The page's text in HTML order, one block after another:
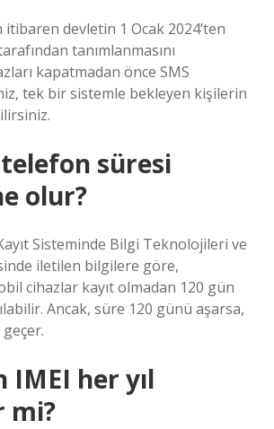
itibaren devletin 1 Ocak 2024’ten
tanımlanmasını
kapatmadan önce SMS
tek bir sistemle bekleyen kişilerin
telefon süresi
olur?
Sisteminde Bilgi Teknolojileri ve
iletilen bilgilere göre,
cihazlar kayıt olmadan 120 gün
Ancak, süre 120 günü aşarsa,
IMEI her yıl
mi?